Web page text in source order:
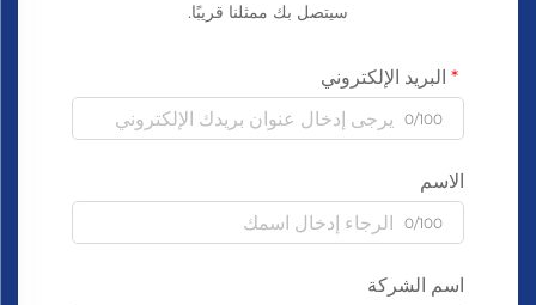
سيتصل بك ممثلنا قريبًا.
البريد الإلكتروني
0/100
الاسم
0/100
اسم الشركة